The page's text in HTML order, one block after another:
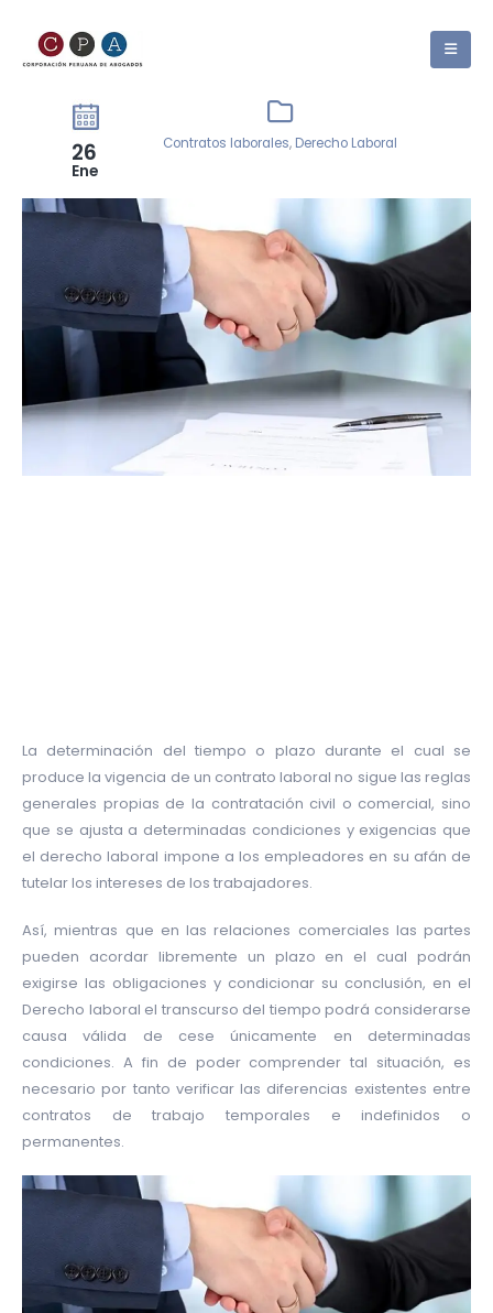
26
Ene
Contratos laborales, Derecho Laboral
La determinación del tiempo o plazo durante el cual se
produce la vigencia de un contrato laboral no sigue las reglas
generales propias de la contratación civil o comercial, sino
que se ajusta a determinadas condiciones y exigencias que
el derecho laboral impone a los empleadores en su afán de
tutelar los intereses de los trabajadores.
Así, mientras que en las relaciones comerciales las partes
pueden acordar libremente un plazo en el cual podrán
exigirse las obligaciones y condicionar su conclusión, en el
Derecho laboral el transcurso del tiempo podrá considerarse
causa válida de cese únicamente en determinadas
condiciones. A fin de poder comprender tal situación, es
necesario por tanto verificar las diferencias existentes entre
contratos de trabajo temporales e indefinidos o
permanentes.